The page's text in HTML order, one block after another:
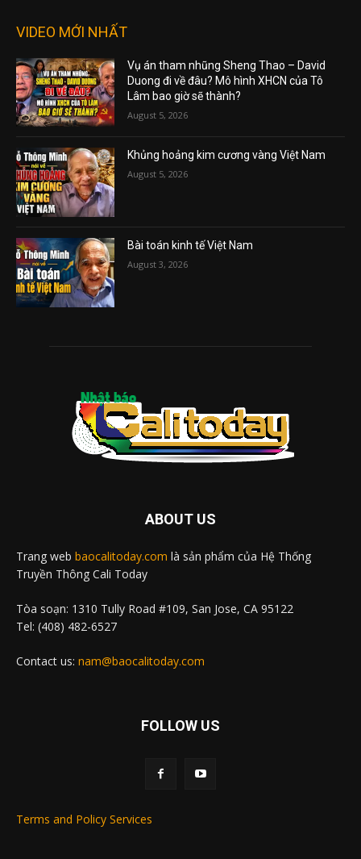
VIDEO MỚI NHẤT
Vụ án tham nhũng Sheng Thao – David
Duong đi về đâu? Mô hình XHCN của Tô
Lâm bao giờ sẽ thành?
August 5, 2026
Khủng hoảng kim cương vàng Việt Nam
August 5, 2026
Bài toán kinh tế Việt Nam
August 3, 2026
ABOUT US
Trang web baocalitoday.com là sản phẩm của Hệ Thống
Truyền Thông Cali Today
Tòa soạn: 1310 Tully Road #109, San Jose, CA 95122
Tel: (408) 482-6527
Contact us: nam@baocalitoday.com
FOLLOW US
Terms and Policy Services